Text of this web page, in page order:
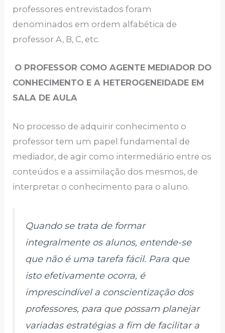
professores entrevistados foram
denominados em ordem alfabética de
professor A, B, C, etc.
O PROFESSOR COMO AGENTE MEDIADOR DO
CONHECIMENTO E A HETEROGENEIDADE EM
SALA DE AULA
No processo de adquirir conhecimento o
professor tem um papel fundamental de
mediador, de agir como intermediário entre os
conteúdos e a assimilação dos mesmos, de
interpretar o conhecimento para o aluno.
Quando se trata de formar
integralmente os alunos, entende-se
que não é uma tarefa fácil. Para que
isto efetivamente ocorra, é
imprescindível a conscientização dos
professores, para que possam planejar
variadas estratégias a fim de facilitar a